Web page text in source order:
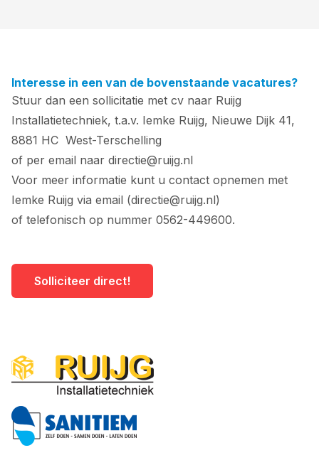
Interesse in een van de bovenstaande vacatures?
Stuur dan een sollicitatie met cv naar Ruijg
Installatietechniek, t.a.v. Iemke Ruijg, Nieuwe Dijk 41,
8881 HC West-Terschelling
of per email naar directie@ruijg.nl
Voor meer informatie kunt u contact opnemen met
Iemke Ruijg via email (directie@ruijg.nl)
of telefonisch op nummer 0562-449600.
Solliciteer direct!